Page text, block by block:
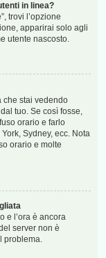
in linea?
trovi l’opzione
apparirai solo agli
utente nascosto.
che stai vedendo
tuo. Se così fosse,
orario e farlo
Sydney, ecc. Nota
orario e molte
e l’ora è ancora
server non è
problema.